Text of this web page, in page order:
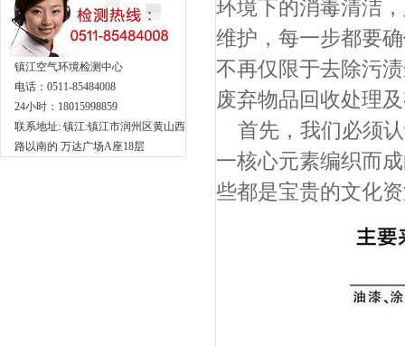
镇江空气环境检测中心
电话：0511-85484008
24小时：18015998859
联系地址: 镇江:镇江市润州区黄山西
路以南的 万达广场A座18层
环境下的消毒清洁
维护，每一步都要
不再仅限于去除污
废弃物品回收处理
首先，我们必须
一核心元素编织而
些都是宝贵的文化